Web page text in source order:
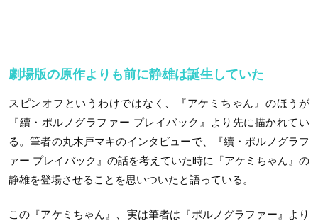
劇場版の原作よりも前に静雄は誕生していた
スピンオフというわけではなく、『アケミちゃん』のほうが
『續・ポルノグラファー プレイバック』より先に描かれてい
る。筆者の丸木戸マキのインタビューで、『續・ポルノグラフ
ァー プレイバック』の話を考えていた時に『アケミちゃん』の
静雄を登場させることを思いついたと語っている。
この『アケミちゃん』、実は筆者は『ポルノグラファー』より